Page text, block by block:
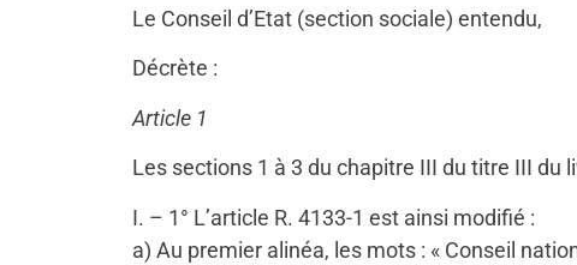
Le Conseil d’Etat (section sociale) entendu,
Décrète :
Article 1
Les sections 1 à 3 du chapitre III du titre III du
I. – 1° L’article R. 4133-1 est ainsi modifié :
a) Au premier alinéa, les mots : « Conseil